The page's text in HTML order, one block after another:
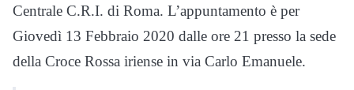
Centrale C.R.I. di Roma. L’appuntamento è per
Giovedì 13 Febbraio 2020 dalle ore 21 presso la sede
della Croce Rossa iriense in via Carlo Emanuele.